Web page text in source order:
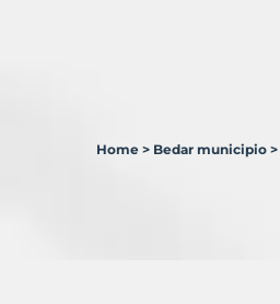
Home > Bedar municipio >